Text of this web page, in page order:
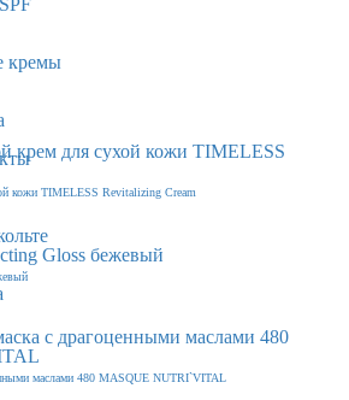
кремы
кожи TIMELESS Revitalizing Cream
маслами 480 MASQUE NUTRI`VITAL